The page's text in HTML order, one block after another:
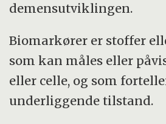
demensutviklingen.
Biomarkører er stoffer
som kan måles eller
eller celle, og som
underliggende tilstand.